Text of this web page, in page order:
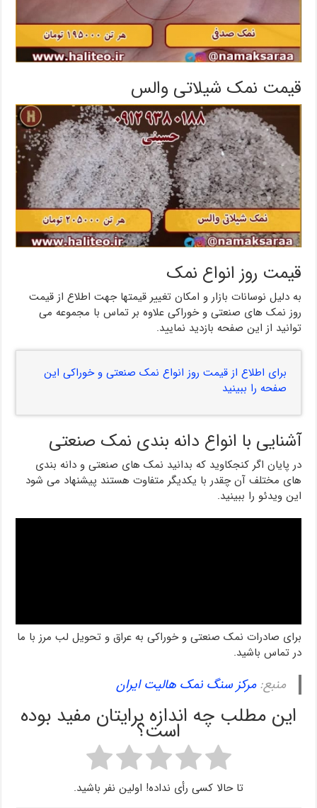
قیمت نمک شیلاتی والس
قیمت روز انواع نمک
به دلیل نوسانات بازار و امکان تغییر قیمتها جهت اطلاع از قیمت
روز نمک های صنعتی و خوراکی علاوه بر تماس با مجموعه می
توانید از این صفحه بازدید نمایید.
برای اطلاع از قیمت روز انواع نمک صنعتی و خوراکی این
صفحه را ببینید
آشنایی با انواع دانه بندی نمک صنعتی
در پایان اگر کنجکاوید که بدانید نمک های صنعتی و دانه بندی
های مختلف آن چقدر با یکدیگر متفاوت هستند پیشنهاد می شود
این ویدئو را ببینید.
برای صادرات نمک صنعتی و خوراکی به عراق و تحویل لب مرز با ما
در تماس باشید.
منبع:مرکز سنگ نمک هالیت ایران
این مطلب چه اندازه برایتان مفید بوده
است؟
تا حالا کسی رأی نداده! اولین نفر باشید.